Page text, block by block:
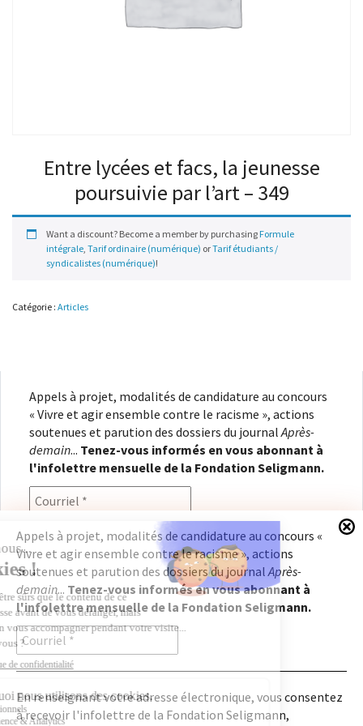
Entre lycées et facs, la jeunesse
poursuivie par l’art – 349
Want a discount? Become a member by purchasing Formule
intégrale, Tarif ordinaire (numérique) orTarif étudiants /
syndicalistes (numérique)!
Catégorie : Articles
Appels à projet, modalités de candidature au concours
« Vivre et agir ensemble contre le racisme », actions
soutenues et parution des dossiers du journalAprès-
demain... Tenez-vous informés en vous abonnant à
l'infolettre mensuelle de la Fondation Seligmann.
En renseignant votre adresse électronique, vous
consentez à recevoir l'infolettre de la Fondation
Seligmann, conformément à notrepolitique de
confidentialité. Il vous sera possible de vous
désabonner à tout moment.
Copyright © 2026Fondation Seligmann|Mentions légales|Crédits
Appels à projet, modalités de candidature au concours «
Vivre et agir ensemble contre le racisme », actions
soutenues et parution des dossiers du journalAprès-
demain... Tenez-vous informés en vous abonnant à
l'infolettre mensuelle de la Fondation Seligmann.
En renseignant votre adresse électronique, vous consentez
à recevoir l'infolettre de la Fondation Seligmann,